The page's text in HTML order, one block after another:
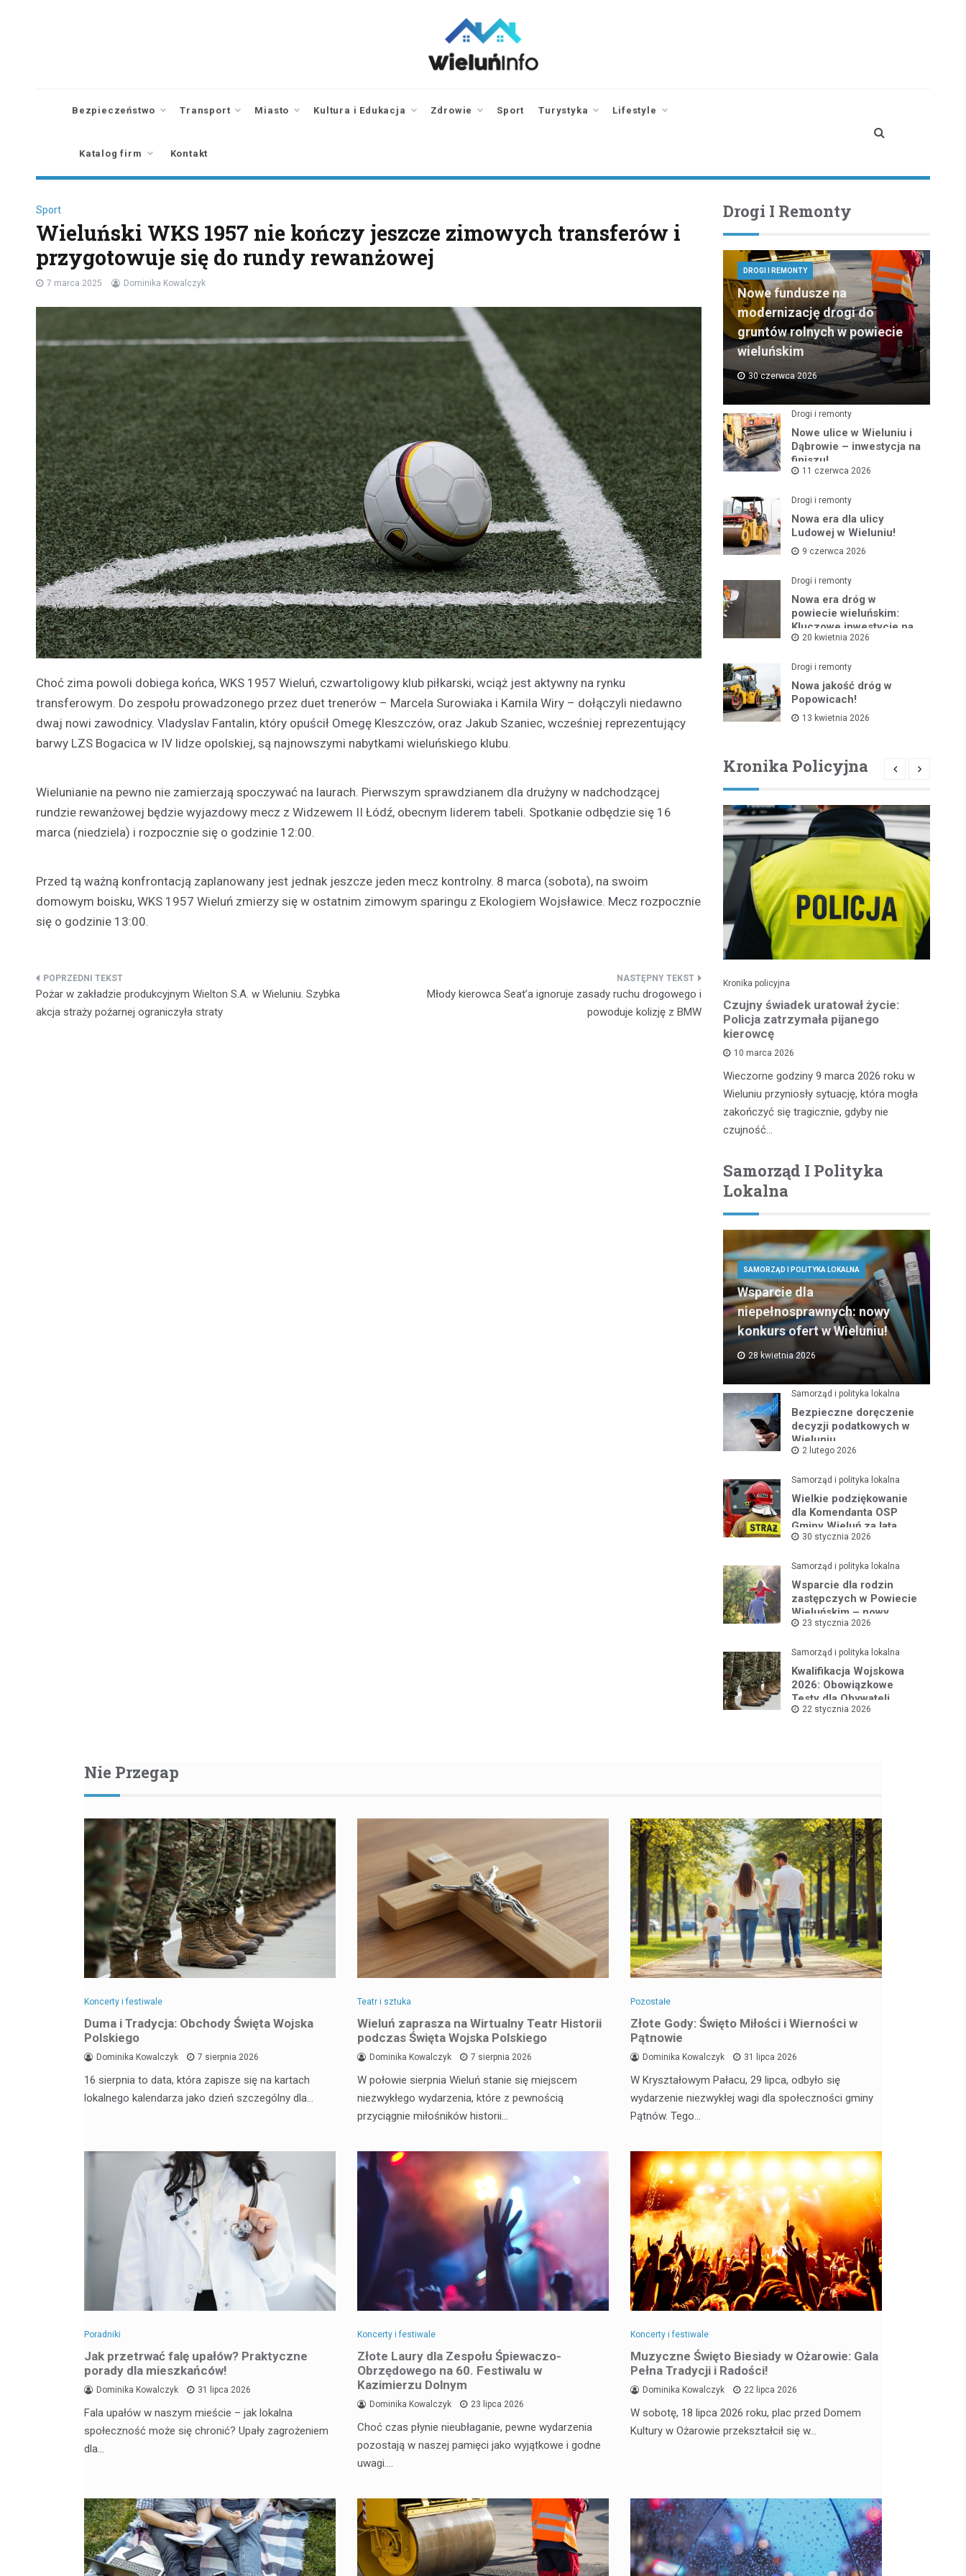
okolic
Bezpieczeństwo Transport Miasto Kultura i Edukacja Zdrowie Sport Turystyka Lifestyle
Katalog firm Kontakt
Sport
Wieluński WKS 1957 nie kończy jeszcze zimowych transferów i
przygotowuje się do rundy rewanżowej
7 marca 2025 Dominika Kowalczyk
Choć zima powoli dobiega końca, WKS 1957 Wieluń, czwartoligowy klub piłkarski, wciąż jest aktywny na rynku
transferowym. Do zespołu prowadzonego przez duet trenerów – Marcela Surowiaka i Kamila Wiry – dołączyli niedawno
dwaj nowi zawodnicy. Vladyslav Fantalin, który opuścił Omegę Kleszczów, oraz Jakub Szaniec, wcześniej reprezentujący
barwy LZS Bogacica w IV lidze opolskiej, są najnowszymi nabytkami wieluńskiego klubu.
Wielunianie na pewno nie zamierzają spoczywać na laurach. Pierwszym sprawdzianem dla drużyny w nadchodzącej
rundzie rewanżowej będzie wyjazdowy mecz z Widzewem II Łódź, obecnym liderem tabeli. Spotkanie odbędzie się 16
marca (niedziela) i rozpocznie się o godzinie 12:00.
Przed tą ważną konfrontacją zaplanowany jest jednak jeszcze jeden mecz kontrolny. 8 marca (sobota), na swoim
domowym boisku, WKS 1957 Wieluń zmierzy się w ostatnim zimowym sparingu z Ekologiem Wojsławice. Mecz rozpocznie
się o godzinie 13:00.
Nawigacja
wpisu
Pożar w zakładzie produkcyjnym Wielton S.A. w Wieluniu. Szybka
akcja straży pożarnej ograniczyła straty
Młody kierowca Seat’a ignoruje zasady ruchu drogowego i
powoduje kolizję z BMW
Drogi I Remonty
DROGI I REMONTY
Nowe fundusze na
modernizację drogi do
gruntów rolnych w powiecie
wieluńskim
30 czerwca 2026
Drogi i remonty
Nowe ulice w Wieluniu i
Dąbrowie – inwestycja na
finiszu!
11 czerwca 2026
Drogi i remonty
Nowa era dla ulicy
Ludowej w Wieluniu!
9 czerwca 2026
Drogi i remonty
Nowa era dróg w
powiecie wieluńskim:
Kluczowe inwestycje na
horyzoncie
20 kwietnia 2026
Drogi i remonty
Nowa jakość dróg w
Popowicach!
13 kwietnia 2026
Kronika Policyjna
Pijany kierowca wpadł po pościgu w
Kronika policyjna
Czujny świadek uratował życie:
Policja zatrzymała pijanego
kierowcę
10 marca 2026
Wieczorne godziny 9 marca 2026 roku w
Wieluniu przyniosły sytuację, która mogła
zakończyć się tragicznie, gdyby nie
czujność…
Samorząd I Polityka
Lokalna
SAMORZĄD I POLITYKA LOKALNA
Wsparcie dla
niepełnosprawnych: nowy
konkurs ofert w Wieluniu!
28 kwietnia 2026
Samorząd i polityka lokalna
Bezpieczne doręczenie
decyzji podatkowych w
Wieluniu
2 lutego 2026
Samorząd i polityka lokalna
Wielkie podziękowanie
dla Komendanta OSP
Gminy Wieluń za lata
służby
30 stycznia 2026
Samorząd i polityka lokalna
Wsparcie dla rodzin
zastępczych w Powiecie
Wieluńskim – nowy
projekt na rzecz dzieci
23 stycznia 2026
Samorząd i polityka lokalna
Kwalifikacja Wojskowa
2026: Obowiązkowe
Testy dla Obywateli
22 stycznia 2026
Nie Przegap
Koncerty i festiwale
Duma i Tradycja: Obchody Święta Wojska
Polskiego
Dominika Kowalczyk 7 sierpnia 2026
16 sierpnia to data, która zapisze się na kartach
lokalnego kalendarza jako dzień szczególny dla…
Teatr i sztuka
Wieluń zaprasza na Wirtualny Teatr Historii
podczas Święta Wojska Polskiego
Dominika Kowalczyk 7 sierpnia 2026
W połowie sierpnia Wieluń stanie się miejscem
niezwykłego wydarzenia, które z pewnością
przyciągnie miłośników historii…
Pozostałe
Złote Gody: Święto Miłości i Wierności w
Pątnowie
Dominika Kowalczyk 31 lipca 2026
W Kryształowym Pałacu, 29 lipca, odbyło się
wydarzenie niezwykłej wagi dla społeczności gminy
Pątnów. Tego…
Poradniki
Jak przetrwać falę upałów? Praktyczne
porady dla mieszkańców!
Dominika Kowalczyk 31 lipca 2026
Fala upałów w naszym mieście – jak lokalna
społeczność może się chronić? Upały zagrożeniem
dla…
Koncerty i festiwale
Złote Laury dla Zespołu Śpiewaczo-
Obrzędowego na 60. Festiwalu w
Kazimierzu Dolnym
Dominika Kowalczyk 23 lipca 2026
Choć czas płynie nieubłaganie, pewne wydarzenia
pozostają w naszej pamięci jako wyjątkowe i godne
uwagi.…
Koncerty i festiwale
Muzyczne Święto Biesiady w Ożarowie: Gala
Pełna Tradycji i Radości!
Dominika Kowalczyk 22 lipca 2026
W sobotę, 18 lipca 2026 roku, plac przed Domem
Kultury w Ożarowie przekształcił się w…